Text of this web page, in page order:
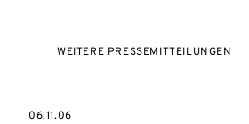
WEITERE PRESSEMITTEILUNGEN
DATE
06.11.06